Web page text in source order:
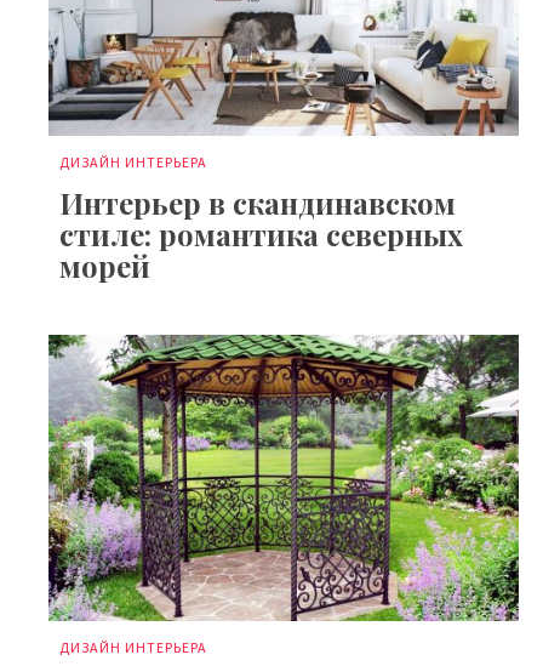
ДИЗАЙН ИНТЕРЬЕРА
Интерьер в скандинавском
стиле: романтика северных
морей
ДИЗАЙН ИНТЕРЬЕРА